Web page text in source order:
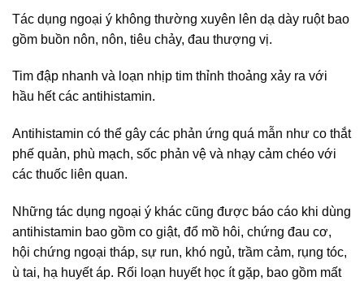
Tác dụng ngoại ý không thường xuyên lên dạ dày ruột bao
gồm buồn nôn, nôn, tiêu chảy, đau thượng vị.
Tim đập nhanh và loạn nhịp tim thỉnh thoảng xảy ra với
hầu hết các antihistamin.
Antihistamin có thể gây các phản ứng quá mẫn như co thắt
phế quản, phù mạch, sốc phản vệ và nhạy cảm chéo với
các thuốc liên quan.
Những tác dụng ngoại ý khác cũng được báo cáo khi dùng
antihistamin bao gồm co giật, đổ mồ hôi, chứng đau cơ,
hội chứng ngoại tháp, sự run, khó ngủ, trầm cảm, rụng tóc,
ù tai, hạ huyết áp. Rối loạn huyết học ít gặp, bao gồm mất